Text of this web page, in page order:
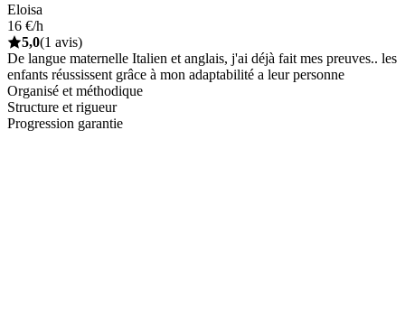
Eloisa
16 €/h
5,0(1 avis)
De langue maternelle Italien et anglais, j'ai déjà fait mes preuves.. les
enfants réussissent grâce à mon adaptabilité a leur personne
Organisé et méthodique
Structure et rigueur
Progression garantie